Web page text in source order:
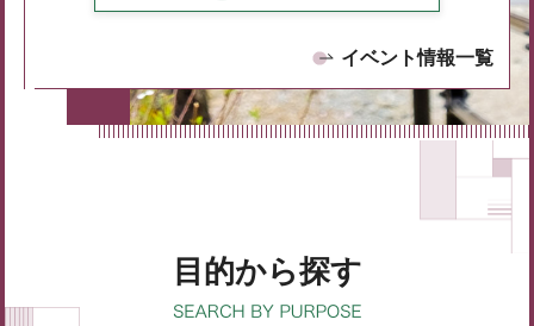
イベント情報一覧
目的から探す